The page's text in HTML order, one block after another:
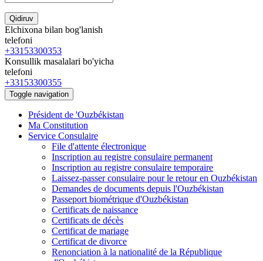
Qidiruv
Elchixona bilan bog'lanish
telefoni
+33153300353
Konsullik masalalari bo'yicha
telefoni
+33153300355
Toggle navigation
Président de 'Ouzbékistan
Ma Constitution
Service Consulaire
File d'attente électronique
Inscription au registre consulaire permanent
Inscription au registre consulaire temporaire
Laissez-passer consulaire pour le retour en Ouzbékistan
Demandes de documents depuis l'Ouzbékistan
Passeport biométrique d'Ouzbékistan
Certificats de naissance
Certificats de décès
Certificat de mariage
Certificat de divorce
Renonciation à la nationalité de la République